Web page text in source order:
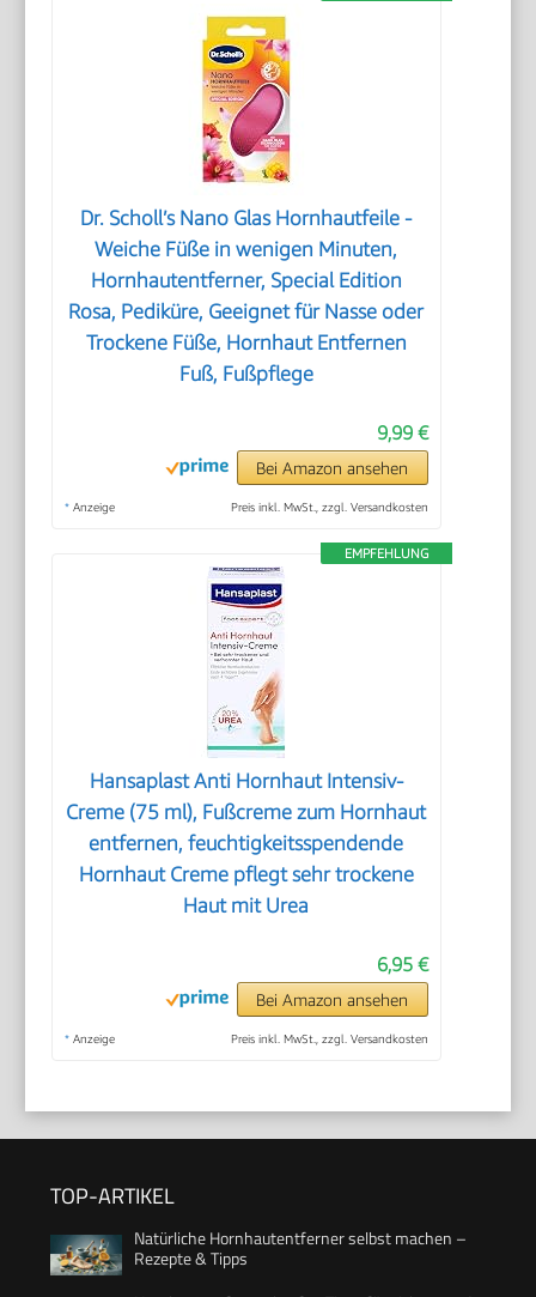
Dr. Scholl’s Nano Glas Hornhautfeile -
Weiche Füße in wenigen Minuten,
Hornhautentferner, Special Edition
Rosa, Pediküre, Geeignet für Nasse oder
Trockene Füße, Hornhaut Entfernen
Fuß, Fußpflege
9,99 €
Bei Amazon ansehen
* Anzeige Preis inkl. MwSt., zzgl. Versandkosten
EMPFEHLUNG
Hansaplast Anti Hornhaut Intensiv-
Creme (75 ml), Fußcreme zum Hornhaut
entfernen, feuchtigkeitsspendende
Hornhaut Creme pflegt sehr trockene
Haut mit Urea
6,95 €
Bei Amazon ansehen
* Anzeige Preis inkl. MwSt., zzgl. Versandkosten
TOP-ARTIKEL
Natürliche Hornhautentferner selbst machen –
Rezepte & Tipps